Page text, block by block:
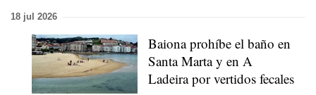
18 jul 2026
Baiona prohíbe el baño en
Santa Marta y en A
Ladeira por vertidos fecales